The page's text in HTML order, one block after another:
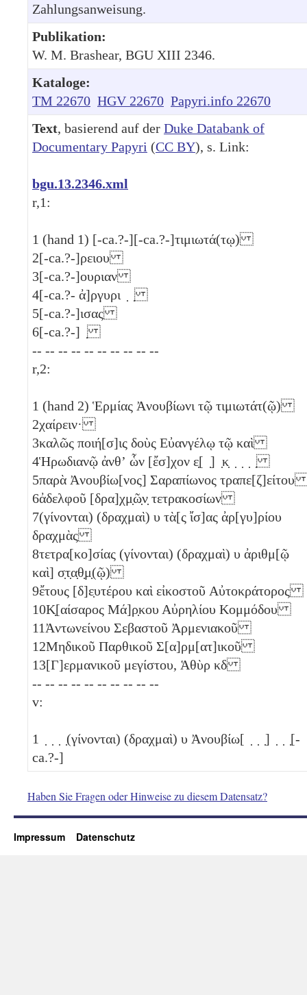
Zahlungsanweisung.
Publikation:
W. M. Brashear, BGU XIII 2346.
Kataloge:
TM 22670 HGV 22670 Papyri.info 22670
Text, basierend auf der Duke Databank of
Documentary Papyri (CC BY), s. Link:
bgu.13.2346.xml
r,1:
1 (hand 1) [-ca.?-][-ca.?-]τιμιωτά(τῳ)
2[-ca.?-]ρειου
3[-ca.?-]ουριαν
4[-ca.?- ἀ]ργυρι ̣ ̣
5[-ca.?-]ισας
6[-ca.?-] ̣
-- -- -- -- -- -- -- -- -- --
r,2:
1 (hand 2) Ἑρμίας Ἀνουβίωνι τῷ τιμιωτάτ(ῷ)
2χαίρειν·
3καλῶς ποιή[σ]ις δοὺς Εὐανγέλῳ τῷ καὶ
4Ἡρωδιανῷ ἀνθʼ ὧν [ἔσ]χον ε̣[ ̣] ̣κ̣ ̣ ̣ ̣ ̣
5παρὰ Ἀνουβίω[νος] Σαραπίωνος
6ἀδελφοῦ [δρα]χμ̣ῶ̣ν̣ τετρακοσίων
7(γίνονται) (δραχμαὶ) υ τὰ[ς ἴσ]ας ἀρ[γυ]ρίου
δραχμὰς
8τετρα[κο]σίας (γίνονται) (δραχμαὶ) υ ἀριθμ[ῷ
καὶ] σ̣τ̣α̣θ̣μ̣(ῷ)
9ἔτους [δ]ε̣υτέρου καὶ εἰκοστοῦ Αὐτοκράτορος
10Κ̣[αίσαρος Μά]ρ̣κου Αὐρηλίου Κομμόδου
11Ἀντωνείνου Σεβαστοῦ Ἀρμενιακοῦ
12Μηδικοῦ Παρθικοῦ Σ[α]ρμ[ατ]ικοῦ
13[Γ]ερμανικοῦ μεγίστου, Ἁθὺρ κδ
-- -- -- -- -- -- -- -- -- --
v:
1 ̣ ̣ ̣ ̣(γίνονται) (δραχμαὶ) υ Ἀνουβίω[ ̣ ̣ ̣] ̣ ̣ ̣[-
ca.?-]
Haben Sie Fragen oder Hinweise zu diesem Datensatz?
Impressum Datenschutz